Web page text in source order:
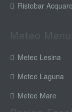
Ristobar
Meteo Lesina
Meteo Laguna
Meteo Mare